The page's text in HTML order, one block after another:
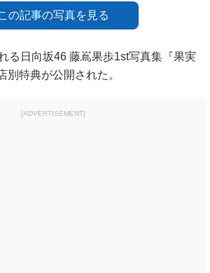
の記事の写真を見る
る日向坂46 藤嶌果歩1st写真集『果実
別特典が公開された。
[ADVERTISEMENT]